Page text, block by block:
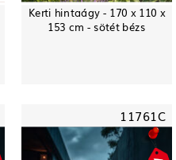
Kerti hintaágy - 170 x 110 x
153 cm - sötét bézs
11761C